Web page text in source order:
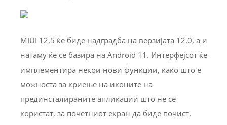
MIUI 12.5 ќе биде надградба на верзијата 12.0, а и
натаму ќе се базира на Android 11. Интерфејсот ќе
имплементира некои нови функции, како што е
можноста за криење на иконите на
прединсталираните апликации што не се
користат, за почетниот екран да биде почист.